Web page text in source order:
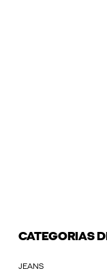
CATEGORIAS
JEANS